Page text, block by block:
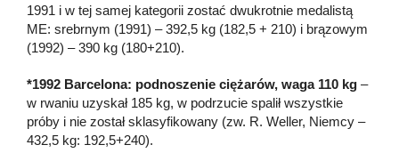
1991 i w tej samej kategorii zostać dwukrotnie medalistą
ME: srebrnym (1991) – 392,5 kg (182,5 + 210) i brązowym
(1992) – 390 kg (180+210).
*1992 Barcelona: podnoszenie ciężarów, waga 110 kg –
w rwaniu uzyskał 185 kg, w podrzucie spalił wszystkie
próby i nie został sklasyfikowany (zw. R. Weller, Niemcy –
432,5 kg: 192,5+240).